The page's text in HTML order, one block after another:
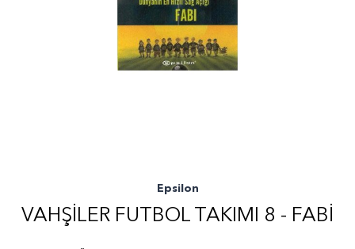
Epsilon
VAHŞILER FUTBOL TAKIMI 8 - FABI